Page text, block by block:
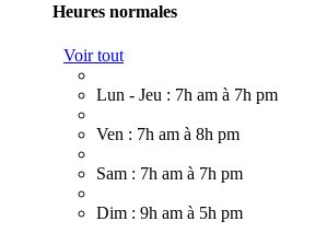
Heures normales
Voir tout
Lun - Jeu : 7h am à 7h pm
Ven : 7h am à 8h pm
Sam : 7h am à 7h pm
Dim : 9h am à 5h pm